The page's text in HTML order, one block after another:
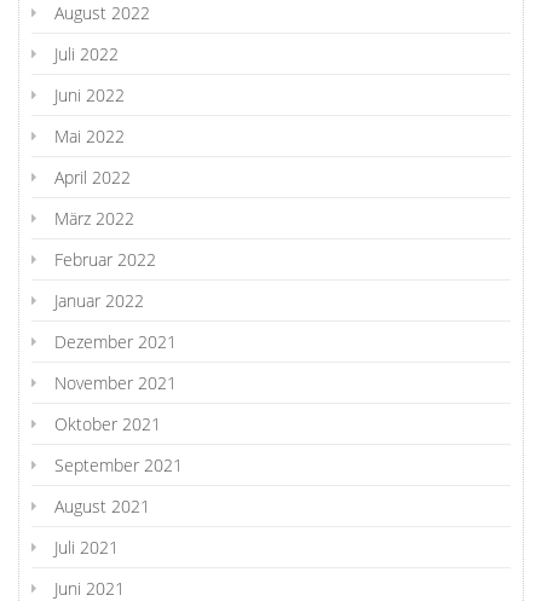
August 2022
Juli 2022
Juni 2022
Mai 2022
April 2022
März 2022
Februar 2022
Januar 2022
Dezember 2021
November 2021
Oktober 2021
September 2021
August 2021
Juli 2021
Juni 2021